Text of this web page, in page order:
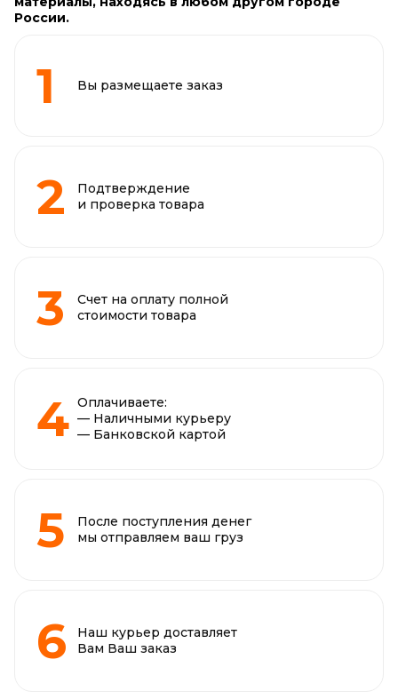
России.
Вы размещаете заказ
Подтверждение
и проверка товара
Счет на оплату полной
стоимости товара
Оплачиваете:
— Наличными курьеру
— Банковской картой
После поступления денег
мы отправляем ваш груз
Наш курьер доставляет
Вам Ваш заказ